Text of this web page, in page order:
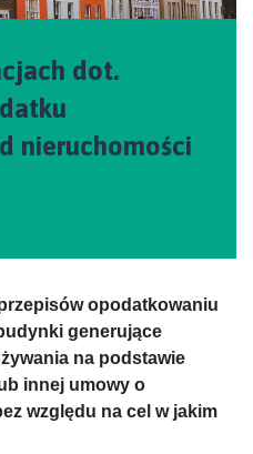
dot.
nieruchomości
opodatkowaniu
generujące
na podstawie
innej umowy o
względu na cel w jakim